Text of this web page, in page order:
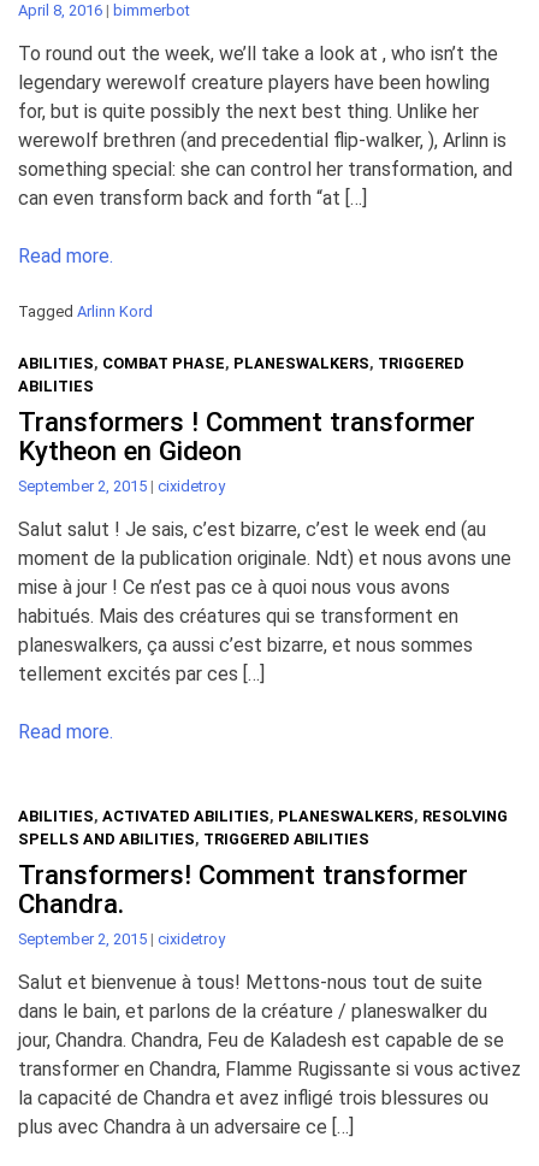
April 8, 2016 | bimmerbot
To round out the week, we’ll take a look at , who isn’t the
legendary werewolf creature players have been howling
for, but is quite possibly the next best thing. Unlike her
werewolf brethren (and precedential flip-walker, ), Arlinn is
something special: she can control her transformation, and
can even transform back and forth “at […]
Read more.
Tagged Arlinn Kord
ABILITIES, COMBAT PHASE, PLANESWALKERS, TRIGGERED
ABILITIES
Transformers ! Comment transformer
Kytheon en Gideon
September 2, 2015 | cixidetroy
Salut salut ! Je sais, c’est bizarre, c’est le week end (au
moment de la publication originale. Ndt) et nous avons une
mise à jour ! Ce n’est pas ce à quoi nous vous avons
habitués. Mais des créatures qui se transforment en
planeswalkers, ça aussi c’est bizarre, et nous sommes
tellement excités par ces […]
Read more.
ABILITIES, ACTIVATED ABILITIES, PLANESWALKERS, RESOLVING
SPELLS AND ABILITIES, TRIGGERED ABILITIES
Transformers! Comment transformer
Chandra.
September 2, 2015 | cixidetroy
Salut et bienvenue à tous! Mettons-nous tout de suite
dans le bain, et parlons de la créature / planeswalker du
jour, Chandra. Chandra, Feu de Kaladesh est capable de se
transformer en Chandra, Flamme Rugissante si vous activez
la capacité de Chandra et avez infligé trois blessures ou
plus avec Chandra à un adversaire ce […]